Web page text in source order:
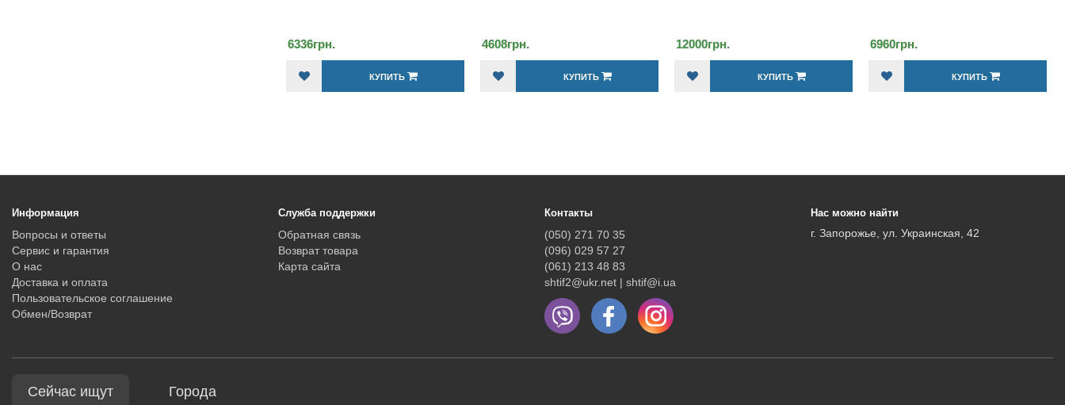
4608грн.
КУПИТЬ
12000грн.
КУПИТЬ
6960грн.
КУПИТЬ
5520грн.
КУПИТЬ
Информация
Вопросы и ответы
Сервис и гарантия
О нас
Доставка и оплата
Пользовательское соглашение
Обмен/Возврат
Служба поддержки
Обратная связь
Возврат товара
Карта сайта
Контакты
(050) 271 70 35
(096) 029 57 27
(061) 213 48 83
shtif2@ukr.net | shtif@i.ua
Нас можно найти
г. Запорожье, ул. Украинская, 42
Сейчас ищут Города